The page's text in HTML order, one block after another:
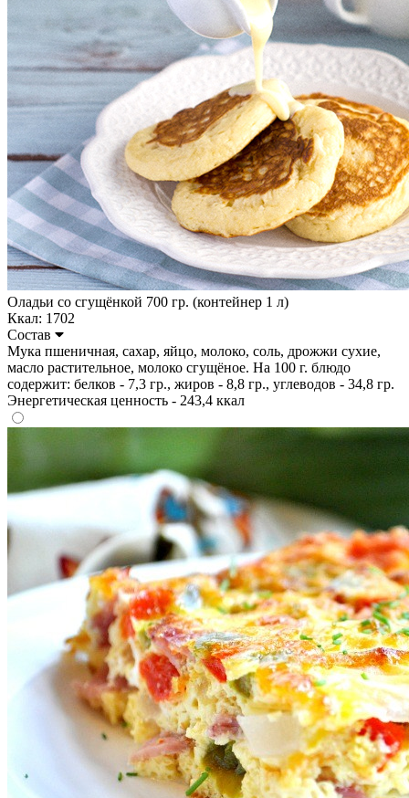
Оладьи со сгущёнкой 700 гр. (контейнер 1 л)
Ккал: 1702
Состав
Мука пшеничная, сахар, яйцо, молоко, соль, дрожжи сухие,
масло растительное, молоко сгущёное. На 100 г. блюдо
содержит: белков - 7,3 гр., жиров - 8,8 гр., углеводов - 34,8 гр.
Энергетическая ценность - 243,4 ккал